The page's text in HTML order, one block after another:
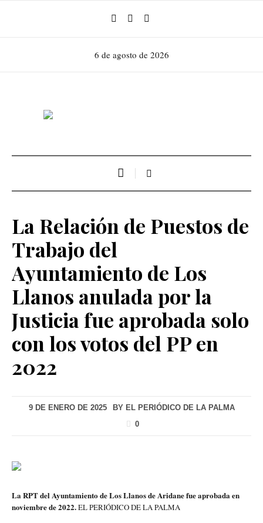
6 de agosto de 2026
La Relación de Puestos de
Trabajo del
Ayuntamiento de Los
Llanos anulada por la
Justicia fue aprobada solo
con los votos del PP en
2022
9 DE ENERO DE 2025 BY EL PERIÓDICO DE LA PALMA
0
La RPT del Ayuntamiento de Los Llanos de Aridane fue aprobada en
noviembre de 2022.EL PERIÓDICO DE LA PALMA